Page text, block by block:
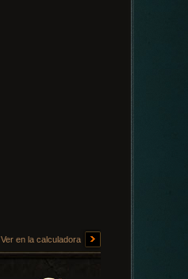
Ver en la calculadora